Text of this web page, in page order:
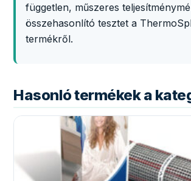
független, műszeres
összehasonlító tesztet a
termékről.
Hasonló termékek a